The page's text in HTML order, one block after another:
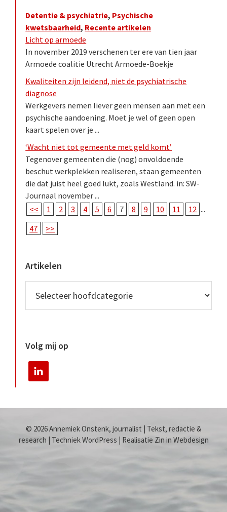
Detentie & psychiatrie, Psychische
kwetsbaarheid, Recente artikelen
Licht op armoede
In november 2019 verschenen ter ere van tien jaar
Armoede coalitie Utrecht Armoede-Boekje
Kwaliteiten zijn leidend, niet de psychiatrische
diagnose
Werkgevers nemen liever geen mensen aan met een
psychische aandoening. Moet je wel of geen open
kaart spelen over je ...
‘Wacht niet tot gemeente met geld komt’
Tegenover gemeenten die (nog) onvoldoende
beschut werkplekken realiseren, staan gemeenten
die dat juist heel goed lukt, zoals Westland. in: SW-
Journaal november ...
<<
1 2 3 4 5 6 7 8 9 10 11 12 ...
47
>>
Artikelen
Volg mij op
© 2026 Annemiek Onstenk, journalist | Tekst, redactie &
research | Techniek WordPress | Realisatie Zin in Webdesign